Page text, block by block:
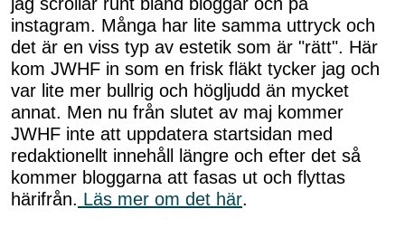
instagram. Många har lite samma uttryck och
det är en viss typ av estetik som är "rätt". Här
kom JWHF in som en frisk fläkt tycker jag och
var lite mer bullrig och högljudd än mycket
annat. Men nu från slutet av maj kommer
JWHF inte att uppdatera startsidan med
redaktionellt innehåll längre och efter det så
kommer bloggarna att fasas ut och flyttas
härifrån. Läs mer om det här.